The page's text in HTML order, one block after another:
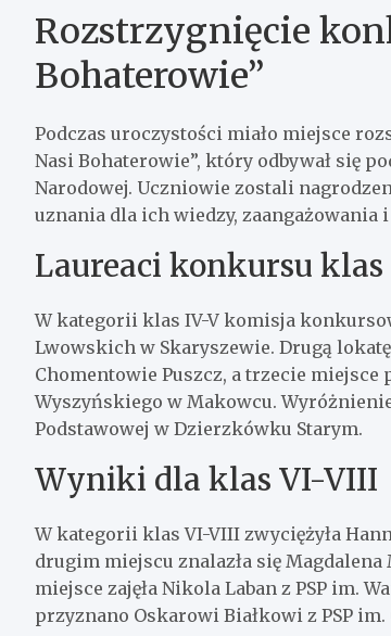
Rozstrzygnięcie
Bohaterowie”
Podczas uroczystości miało miejsce
Nasi Bohaterowie”, który odbywał się
Narodowej. Uczniowie zostali
uznania dla ich wiedzy, zaangażowania
Laureaci konkursu klas
W kategorii klas IV-V komisja
Lwowskich w Skaryszewie. Drugą
Chomentowie Puszcz, a trzecie miejsce
Wyszyńskiego w Makowcu.
Podstawowej w Dzierzkówku Starym.
Wyniki dla klas VI-VIII
W kategorii klas VI-VIII zwyciężyła
drugim miejscu znalazła się
miejsce zajęła Nikola Laban z PSP im.
przyznano Oskarowi Białkowi z PSP